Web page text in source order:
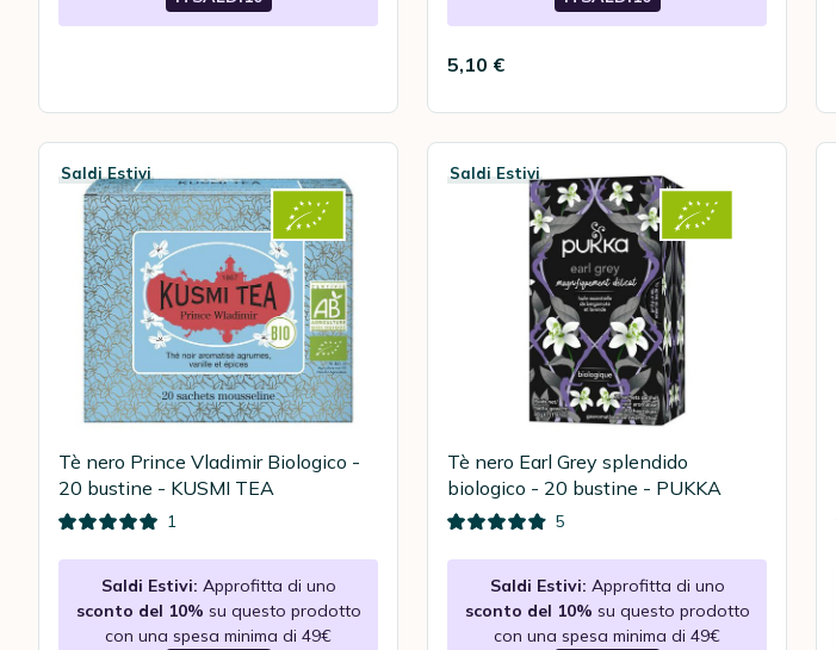
5,10 €
Saldi Estivi
Tè nero Prince Vladimir Biologico -
20 bustine - KUSMI TEA
1
Saldi Estivi: Approfitta di uno
sconto del 10% su questo prodotto
con una spesa minima di 49€
Saldi Estivi
Tè nero Earl Grey splendido
biologico - 20 bustine - PUKKA
5
Saldi Estivi: Approfitta di uno
sconto del 10% su questo prodotto
con una spesa minima di 49€